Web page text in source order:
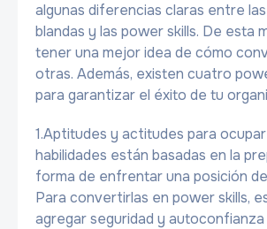
algunas diferencias claras entre
blandas y las power skills. De esta
tener una mejor idea de cómo
otras. Además, existen cuatro
para garantizar el éxito de tu
1.Aptitudes y actitudes para
habilidades están basadas en la
forma de enfrentar una posición
Para convertirlas en power skills,
agregar seguridad y autoconfianza